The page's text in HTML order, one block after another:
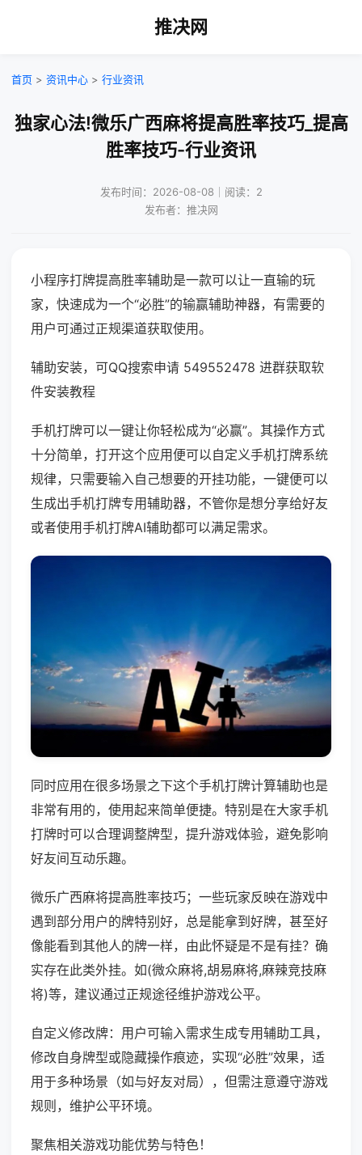
推决网
首页 > 资讯中心 > 行业资讯
独家心法!微乐广西麻将提高胜率技巧_提高
胜率技巧-行业资讯
发布时间：2026-08-08｜阅读：2
发布者：推决网
小程序打牌提高胜率辅助是一款可以让一直输的玩
家，快速成为一个“必胜”的输赢辅助神器，有需要的
用户可通过正规渠道获取使用。
辅助安装，可QQ搜索申请 549552478 进群获取软
件安装教程
手机打牌可以一键让你轻松成为“必赢”。其操作方式
十分简单，打开这个应用便可以自定义手机打牌系统
规律，只需要输入自己想要的开挂功能，一键便可以
生成出手机打牌专用辅助器，不管你是想分享给好友
或者使用手机打牌AI辅助都可以满足需求。
同时应用在很多场景之下这个手机打牌计算辅助也是
非常有用的，使用起来简单便捷。特别是在大家手机
打牌时可以合理调整牌型，提升游戏体验，避免影响
好友间互动乐趣。
微乐广西麻将提高胜率技巧；一些玩家反映在游戏中
遇到部分用户的牌特别好，总是能拿到好牌，甚至好
像能看到其他人的牌一样，由此怀疑是不是有挂？确
实存在此类外挂。如(微众麻将,胡易麻将,麻辣竞技麻
将)等，建议通过正规途径维护游戏公平。
自定义修改牌：用户可输入需求生成专用辅助工具，
修改自身牌型或隐藏操作痕迹，实现“必胜”效果，适
用于多种场景（如与好友对局），但需注意遵守游戏
规则，维护公平环境。
聚焦相关游戏功能优势与特色！